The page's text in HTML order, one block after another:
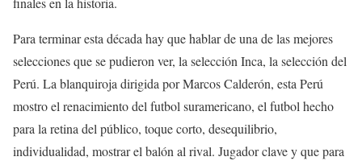
Para terminar esta década hay que hablar de una de las mejores
selecciones que se pudieron ver, la selección Inca, la selección del
Perú. La blanquiroja dirigida por Marcos Calderón, esta Perú
mostro el renacimiento del futbol suramericano, el futbol hecho
para la retina del público, toque corto, desequilibrio,
individualidad, mostrar el balón al rival. Jugador clave y que para